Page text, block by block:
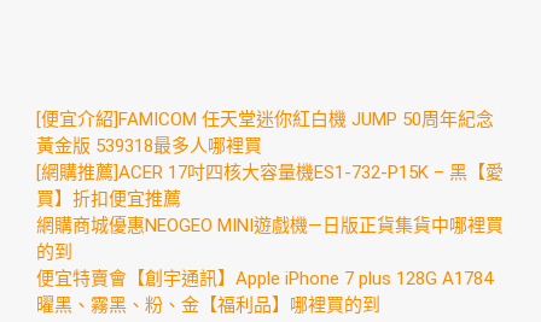
[便宜介紹]FAMICOM 任天堂迷你紅白機 JUMP 50周年紀念
黃金版 539318最多人哪裡買
[網購推薦]ACER 17吋四核大容量機ES1-732-P15K – 黑【愛
買】折扣便宜推薦
網購商城優惠NEOGEO MINI遊戲機—日版正貨集貨中哪裡買
的到
便宜特賣會【創宇通訊】Apple iPhone 7 plus 128G A1784
曜黑、霧黑、粉、金【福利品】哪裡買的到